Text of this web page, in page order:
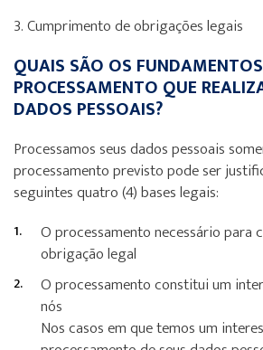
3. Cumprimento de obrigações legais
QUAIS SÃO OS
PROCESSAMENTO QUE
DADOS PESSOAIS?
Processamos seus dados pessoais
processamento previsto pode ser
seguintes quatro (4) bases legais:
O processamento necessário para
obrigação legal
O processamento constitui um
nós
Nos casos em que temos um